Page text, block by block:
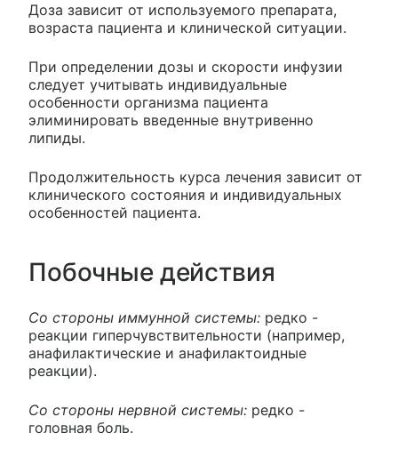
Доза зависит от используемого препарата,
возраста пациента и клинической ситуации.
При определении дозы и скорости инфузии
следует учитывать индивидуальные
особенности организма пациента
элиминировать введенные внутривенно
липиды.
Продолжительность курса лечения зависит от
клинического состояния и индивидуальных
особенностей пациента.
Побочные действия
Со стороны иммунной системы: редко -
реакции гиперчувствительности (например,
анафилактические и анафилактоидные
реакции).
Со стороны нервной системы: редко -
головная боль.